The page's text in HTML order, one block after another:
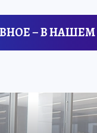
– В НАШЕМ